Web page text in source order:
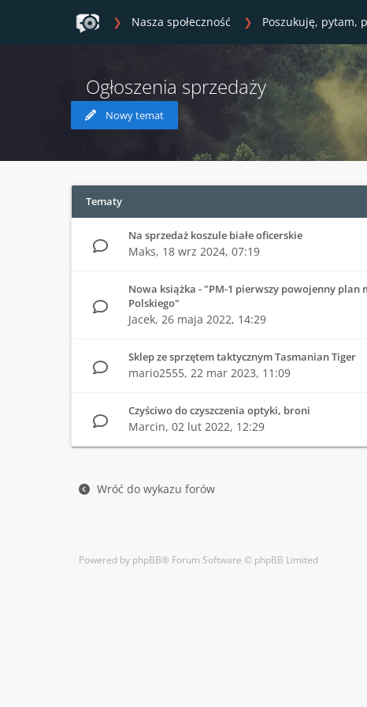
Nasza społeczność Poszukuję, pytam,
Ogłoszenia sprzedaży
Nowy temat
Tematy
Na sprzedaż koszule białe oficerskie
Maks, 18 wrz 2024, 07:19
Nowa książka - "PM-1 pierwszy powojenny plan
Polskiego"
Jacek, 26 maja 2022, 14:29
Sklep ze sprzętem taktycznym Tasmanian Tiger
mario2555, 22 mar 2023, 11:09
Czyściwo do czyszczenia optyki, broni
Marcin, 02 lut 2022, 12:29
Wróć do wykazu forów
Powered by phpBB® Forum Software © phpBB Limited